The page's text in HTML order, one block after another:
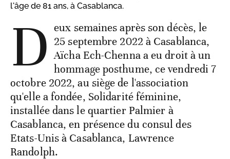
l'âge de 81 ans, à Casablanca.
D eux semaines après son décès, le
25 septembre 2022 à Casablanca,
Aïcha Ech-Chenna a eu droit à un
hommage posthume, ce vendredi 7
octobre 2022, au siège de l'association
qu'elle a fondée, Solidarité féminine,
installée dans le quartier Palmier à
Casablanca, en présence du consul des
Etats-Unis à Casablanca, Lawrence
Randolph.